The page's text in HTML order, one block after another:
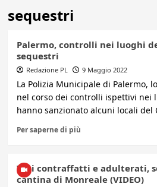
sequestri
Palermo, controlli nei luoghi
sequestri
Redazione PL 9 Maggio 2022
La Polizia Municipale di Palermo,
nel corso dei controlli ispettivi nei
hanno sanzionato alcuni locali del
Per saperne di più
Vini contraffatti e adulterati,
cantina di Monreale (VIDEO)